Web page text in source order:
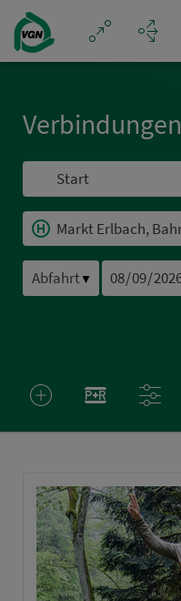
Navigation überspringen
Ver­bin­dungen
▼